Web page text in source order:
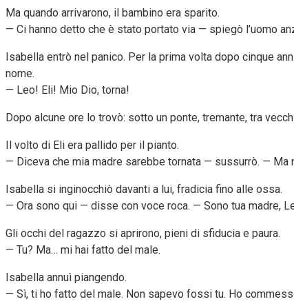
Ma quando arrivarono, il bambino era sparito.
— Ci hanno detto che è stato portato via — spiegò l’uomo
Isabella entrò nel panico. Per la prima volta dopo cinque
nome.
— Leo! Eli! Mio Dio, torna!
Dopo alcune ore lo trovò: sotto un ponte, tremante, tra
Il volto di Eli era pallido per il pianto.
— Diceva che mia madre sarebbe tornata — sussurrò. — Ma
Isabella si inginocchiò davanti a lui, fradicia fino alle ossa.
— Ora sono qui — disse con voce roca. — Sono tua madre,
Gli occhi del ragazzo si aprirono, pieni di sfiducia e paura.
— Tu? Ma… mi hai fatto del male.
Isabella annuì piangendo.
— Sì, ti ho fatto del male. Non sapevo fossi tu. Ho